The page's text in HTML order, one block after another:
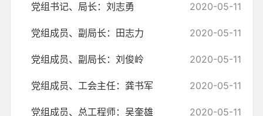
党组书记、局长：刘志勇 2020-05-11
党组成员、副局长：田志力 2020-05-11
党组成员、副局长：刘俊岭 2020-05-11
党组成员、工会主任：龚书军 2020-05-11
党组成员、总工程师：吴奎雄 2020-05-11